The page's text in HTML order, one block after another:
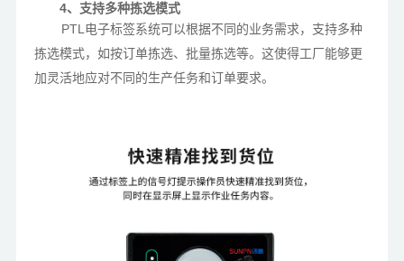
4、支持多种拣选模式
PTL电子标签系统可以根据不同的业务需求，支持多种
拣选模式，如按订单拣选、批量拣选等。这使得工厂能够更
加灵活地应对不同的生产任务和订单要求。